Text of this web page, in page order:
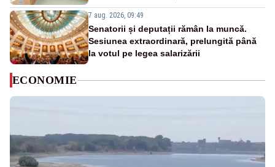
7 aug. 2026, 09:49
Senatorii și deputații rămân la muncă.
Sesiunea extraordinară, prelungită până
la votul pe legea salarizării
ECONOMIE